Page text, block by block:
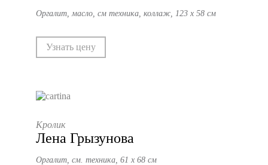
Оргалит, масло, см техника, коллаж, 123 х 58 см
Узнать цену
Кролик
Лена Грызунова
Оргалит, см. техника, 61 х 68 см